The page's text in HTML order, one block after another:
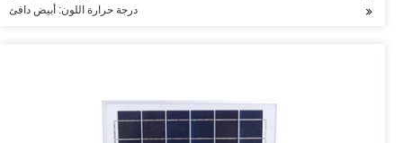
درجة حرارة اللون: أبيض دافئ